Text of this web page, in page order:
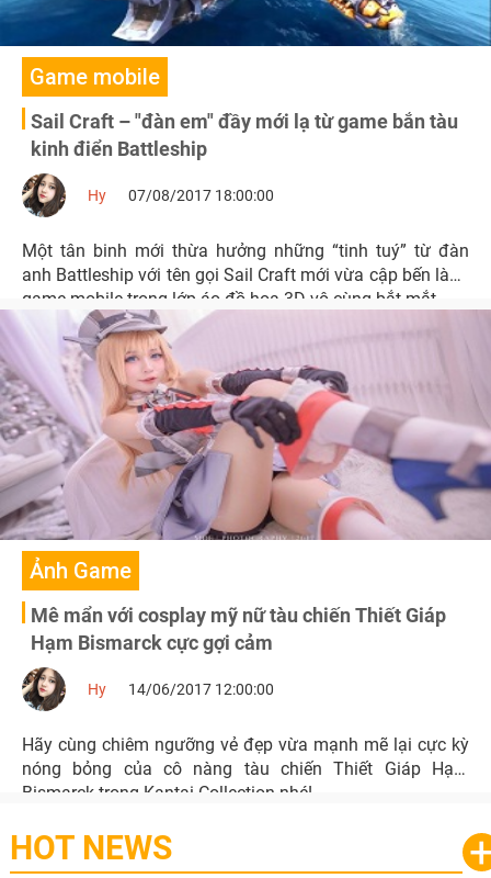
Game mobile
Sail Craft – "đàn em" đầy mới lạ từ game bắn tàu
kinh điển Battleship
Hy 07/08/2017 18:00:00
Một tân binh mới thừa hưởng những “tinh tuý” từ đàn
anh Battleship với tên gọi Sail Craft mới vừa cập bến làng
game mobile trong lớp áo đồ hoạ 3D vô cùng bắt mắt.
Ảnh Game
Mê mẩn với cosplay mỹ nữ tàu chiến Thiết Giáp
Hạm Bismarck cực gợi cảm
Hy 14/06/2017 12:00:00
Hãy cùng chiêm ngưỡng vẻ đẹp vừa mạnh mẽ lại cực kỳ
nóng bỏng của cô nàng tàu chiến Thiết Giáp Hạm
Bismarck trong Kantai Collection nhé!
HOT NEWS